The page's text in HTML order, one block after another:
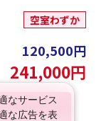
空室わずか
120,500円
241,000円
なサービス
な広告を表